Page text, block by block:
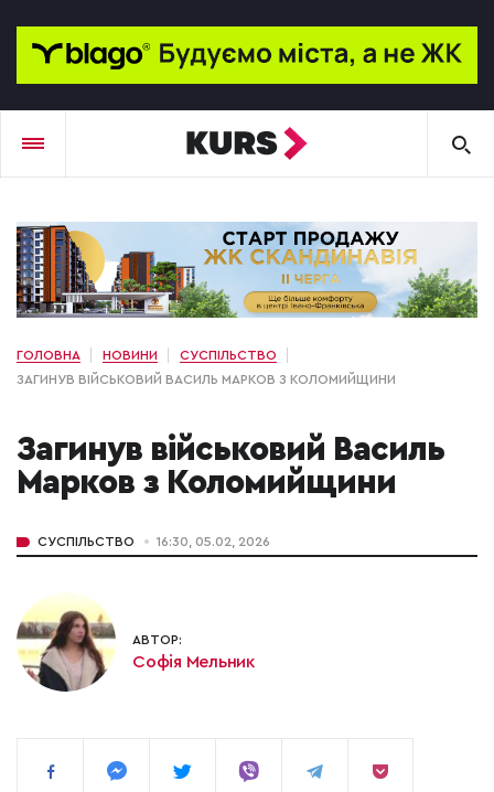
ГОЛОВНА НОВИНИ
СУСПІЛЬСТВО
ЗАГИНУВ ВІЙСЬКОВИЙ ВАСИЛЬ МАРКОВ З КОЛОМИЙЩИНИ
Загинув військовий Василь
Марков з Коломийщини
СУСПІЛЬСТВО 16:30, 05.02, 2026
АВТОР:
Софія Мельник